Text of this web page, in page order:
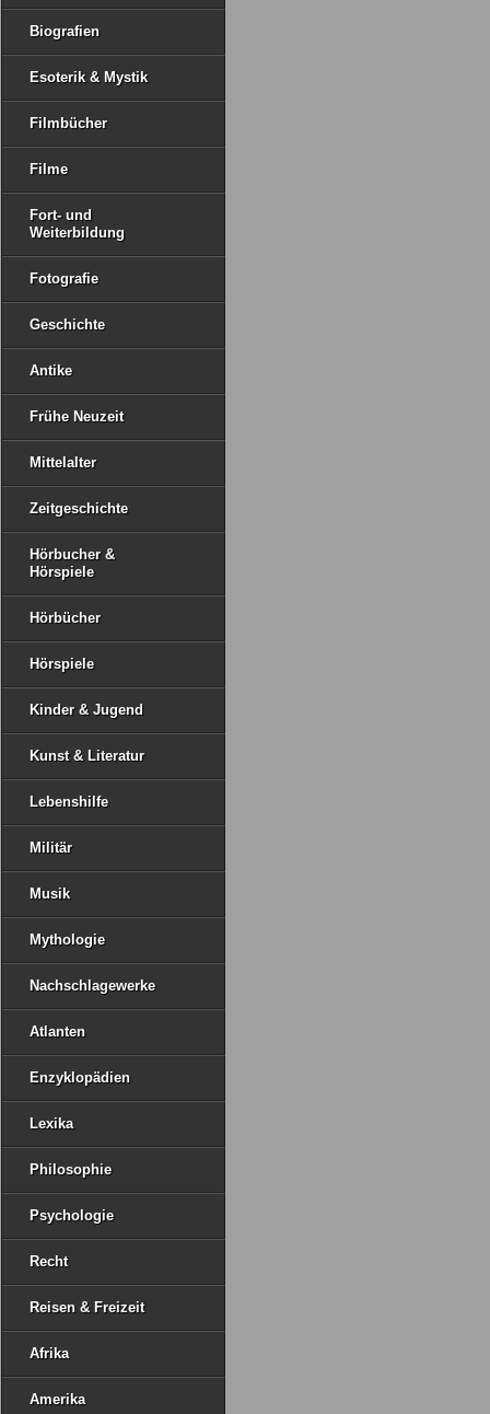
Biografien
Esoterik & Mystik
Filmbücher
Filme
Fort- und
Weiterbildung
Fotografie
Geschichte
Antike
Frühe Neuzeit
Mittelalter
Zeitgeschichte
Hörbucher &
Hörspiele
Hörbücher
Hörspiele
Kinder & Jugend
Kunst & Literatur
Lebenshilfe
Militär
Musik
Mythologie
Nachschlagewerke
Atlanten
Enzyklopädien
Lexika
Philosophie
Psychologie
Recht
Reisen & Freizeit
Afrika
Amerika